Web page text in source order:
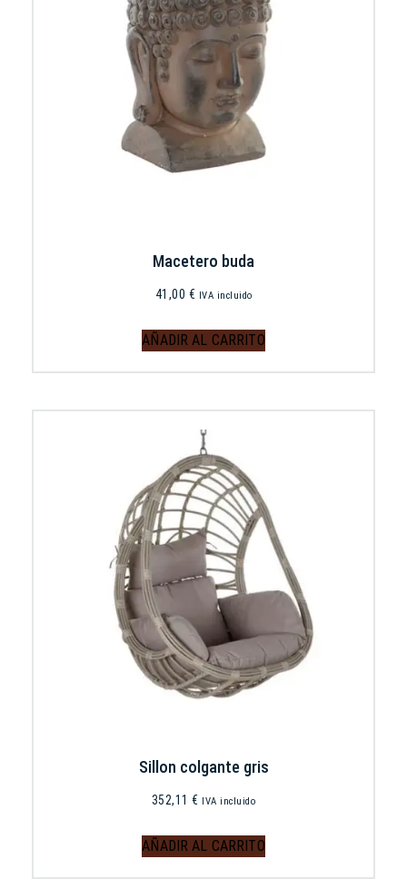
Macetero buda
41,00 € IVA incluido
AÑADIR AL CARRITO
Sillon colgante gris
352,11€ IVA incluido
AÑADIR AL CARRITO